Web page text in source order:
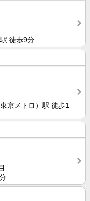
徒歩9分
京メトロ）駅 徒歩1